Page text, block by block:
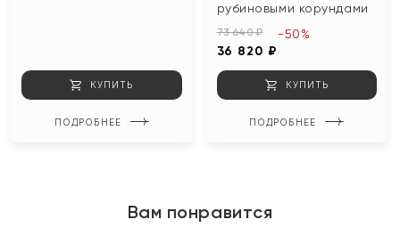
КУПИТЬ
ПОДРОБНЕЕ
рубиновыми корундами
73 640 ₽
36 820 ₽
-50%
КУПИТЬ
ПОДРОБНЕЕ
Вам понравится